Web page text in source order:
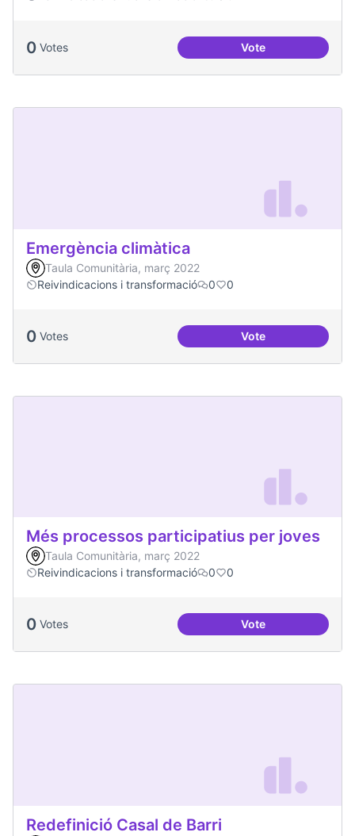
0 Votes VoteSoledat i aïllament
Emergència climàtica
Taula Comunitària, març 2022
Reivindicacions i transformació
0 0
0 Votes VoteEmergència
Més processos participatius per joves
Taula Comunitària, març 2022
Reivindicacions i transformació
0 0
0 Votes VoteMés processos
Redefinició Casal de Barri